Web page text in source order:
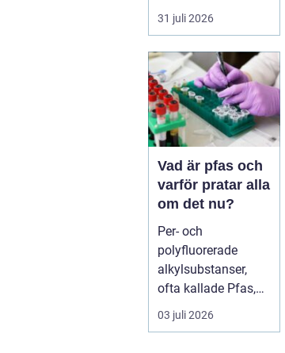
hittar man ett
instrument som
bå...
31 juli 2026
Vad är pfas och
varför pratar alla
om det nu?
Per- och
polyfluorerade
alkylsubstanser,
ofta kallade Pfas,
har gått från att
vara ett okänt
03 juli 2026